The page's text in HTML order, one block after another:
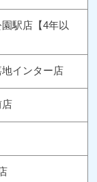
駅店【4年以
インター店
店